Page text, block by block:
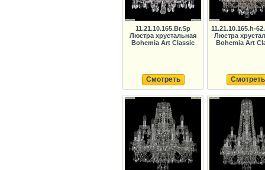
11.21.10.165.Br.Sp
Люстра хрустальная
Bohemia Art Classic
Смотреть
11.21.10.165.h-
Люстра
Bohemia Art
Смотреть